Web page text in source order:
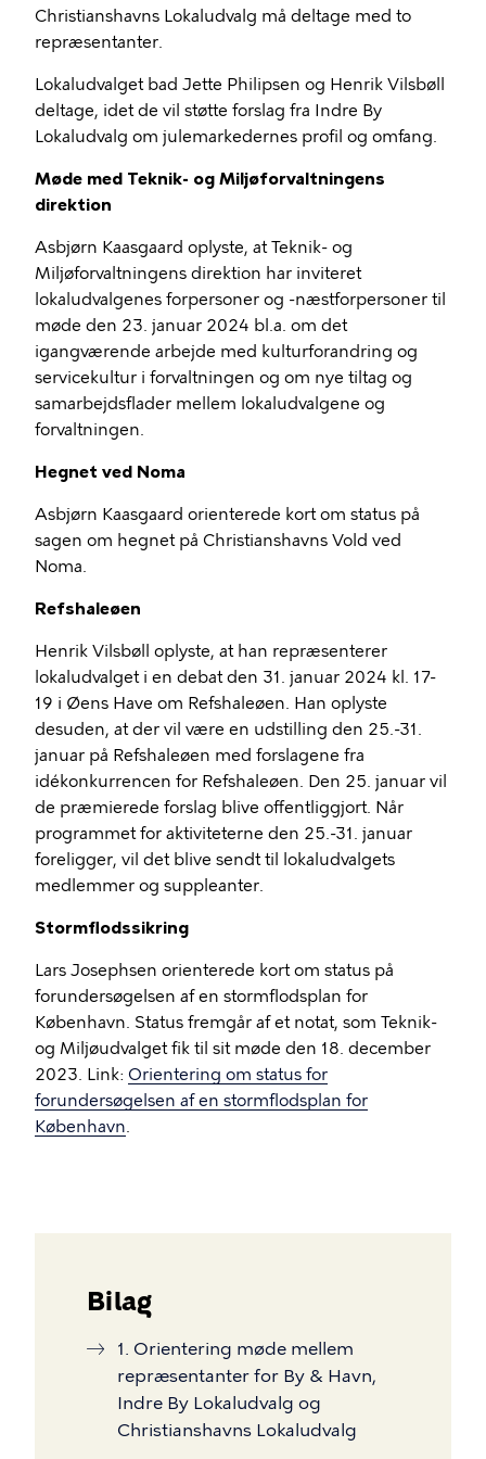
Christianshavns Lokaludvalg må deltage med to
repræsentanter.
Lokaludvalget bad Jette Philipsen og Henrik Vilsbøll
deltage, idet de vil støtte forslag fra Indre By
Lokaludvalg om julemarkedernes profil og omfang.
Møde med Teknik- og Miljøforvaltningens
direktion
Asbjørn Kaasgaard oplyste, atTeknik- og
Miljøforvaltningens direktion har inviteret
lokaludvalgenes forpersoner og -næstforpersoner til
møde den 23. januar 2024 bl.a. om det
igangværende arbejde med kulturforandring og
servicekultur i forvaltningen og om nye tiltag og
samarbejdsflader mellem lokaludvalgene og
forvaltningen.
Hegnet ved Noma
Asbjørn Kaasgaard orienterede kort om status på
sagen om hegnet på Christianshavns Vold ved
Noma.
Refshaleøen
Henrik Vilsbøll oplyste, at han repræsenterer
lokaludvalget i en debat den 31. januar 2024 kl. 17-
19 i Øens Have om Refshaleøen. Han oplyste
desuden, at der vil være en udstilling den 25.-31.
januar på Refshaleøen med forslagene fra
idékonkurrencen for Refshaleøen. Den 25. januar vil
de præmierede forslag blive offentliggjort. Når
programmet for aktiviteterne den 25.-31. januar
foreligger, vil det blive sendt til lokaludvalgets
medlemmer og suppleanter.
Stormflodssikring
Lars Josephsen orienterede kort om status på
forundersøgelsen af en stormflodsplan for
København. Status fremgår af et notat, som Teknik-
og Miljøudvalget fik til sit møde den 18. december
2023. Link: Orientering om status for
forundersøgelsen af en stormflodsplan for
København.
Bilag
1. Orientering møde mellem
repræsentanter for By & Havn,
Indre By Lokaludvalg og
Christianshavns Lokaludvalg